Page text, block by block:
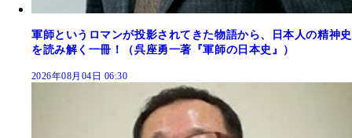
軍師というロマンが投影されてきた物語から、日本人の精神史
を読み解く一冊！（呉座勇一著『軍師の日本史』）
2026年08月04日 06:30